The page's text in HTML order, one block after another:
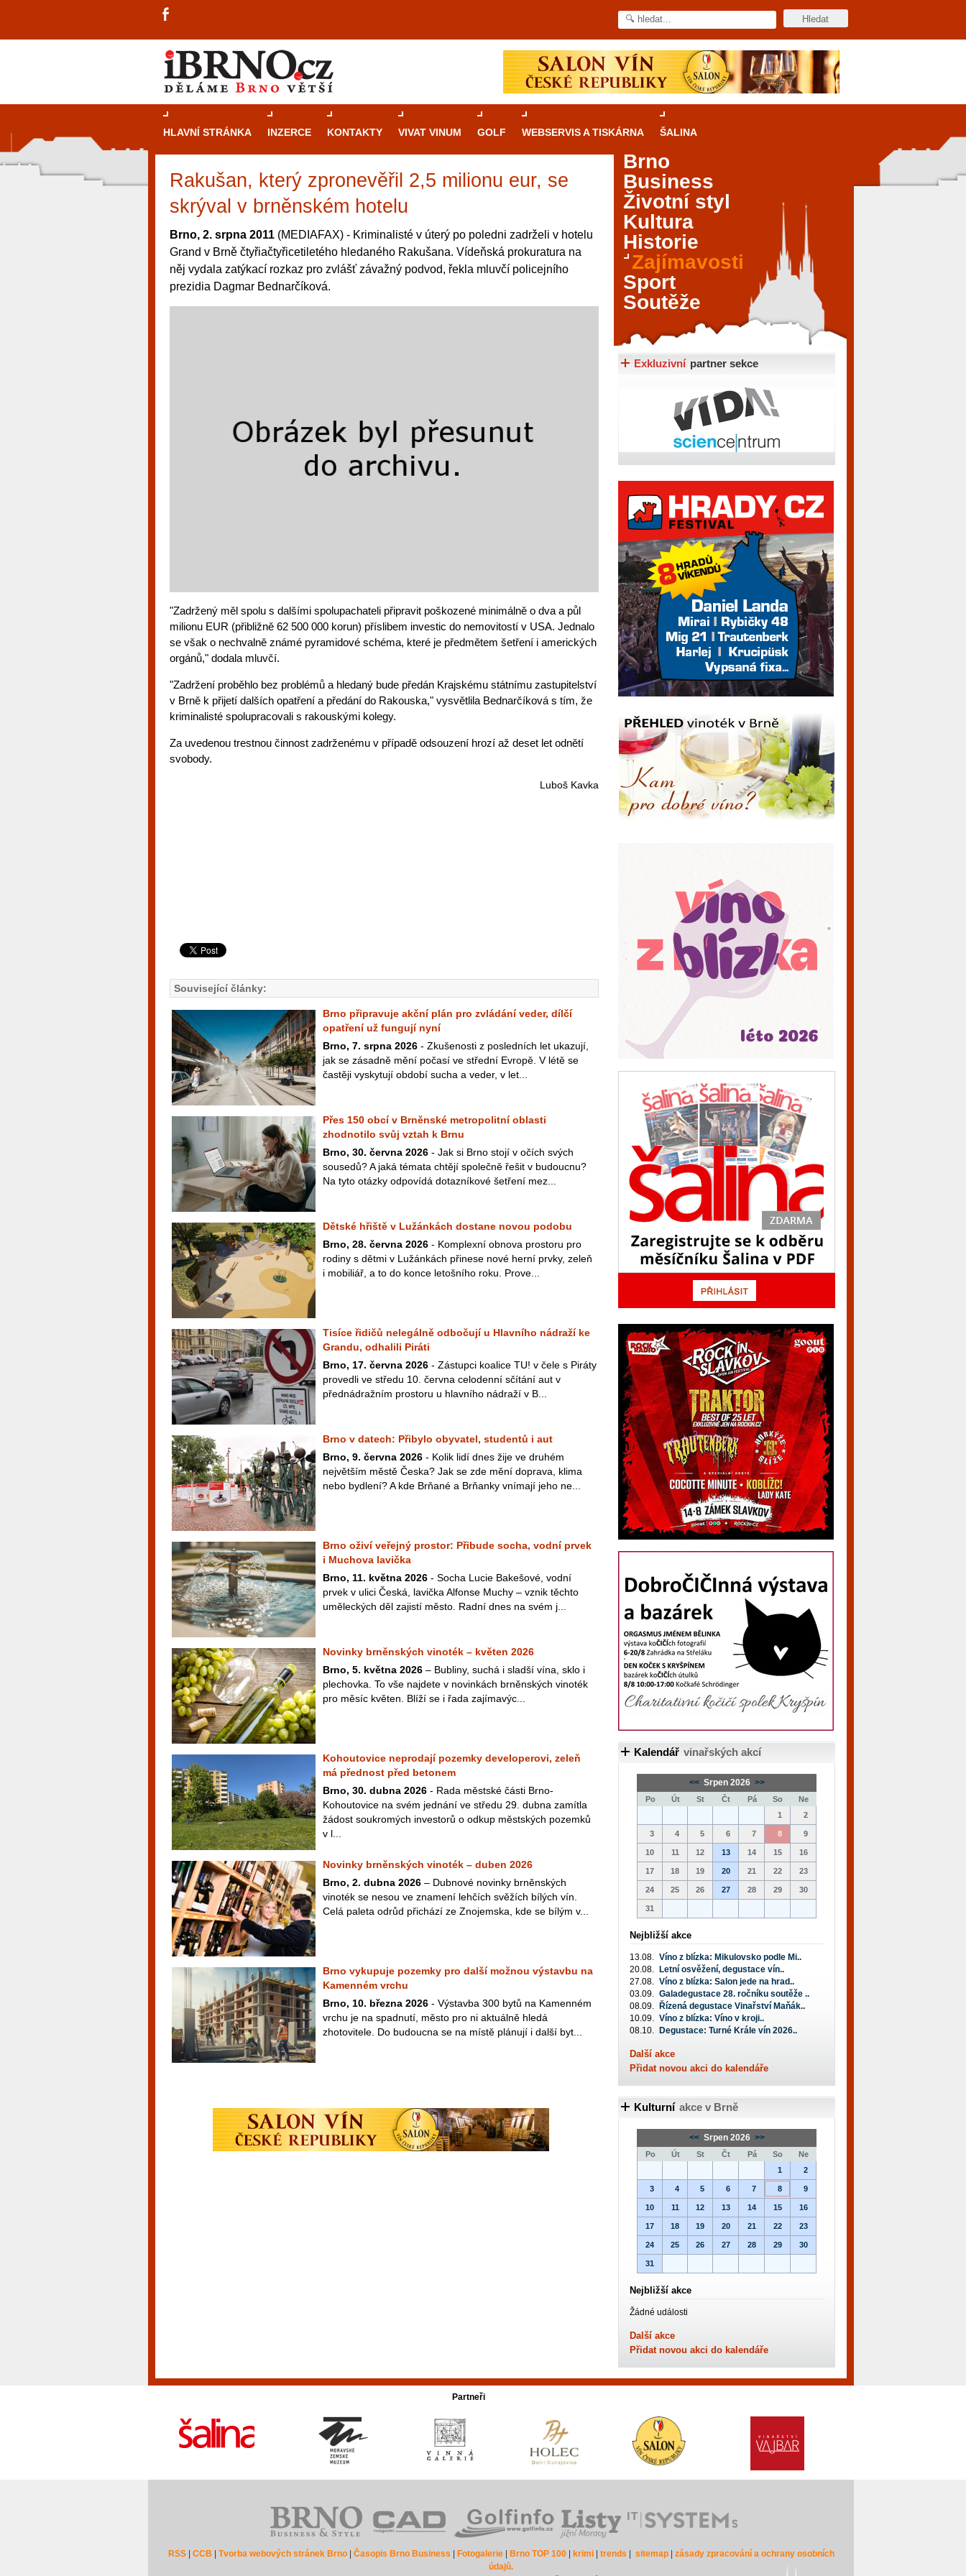
HLAVNÍ STRÁNKA INZERCE KONTAKTY VIVAT VINUM GOLF WEBSERVIS A TISKÁRNA ŠALINA
Rakušan, který zpronevěřil 2,5 milionu eur, se
skrýval v brněnském hotelu
Brno, 2. srpna 2011 (MEDIAFAX) - Kriminalisté v úterý po poledni zadrželi v hotelu
Grand v Brně čtyřiačtyřicetiletého hledaného Rakušana. Vídeňská prokuratura na
něj vydala zatýkací rozkaz pro zvlášť závažný podvod, řekla mluvčí policejního
prezidia Dagmar Bednarčíková.
"Zadržený měl spolu s dalšími spolupachateli připravit poškozené minimálně o dva a půl
milionu EUR (přibližně 62 500 000 korun) příslibem investic do nemovitostí v USA. Jednalo
se však o nechvalně známé pyramidové schéma, které je předmětem šetření i amerických
orgánů," dodala mluvčí.
"Zadržení proběhlo bez problémů a hledaný bude předán Krajskému státnímu zastupitelství
v Brně k přijetí dalších opatření a předání do Rakouska," vysvětlila Bednarčíková s tím, že
kriminalisté spolupracovali s rakouskými kolegy.
Za uvedenou trestnou činnost zadrženému v případě odsouzení hrozí až deset let odnětí
svobody.
Luboš Kavka
Související články:
Brno připravuje akční plán pro zvládání veder, dílčí
opatření už fungují nyní
Brno, 7. srpna 2026 - Zkušenosti z posledních let ukazují,
jak se zásadně mění počasí ve střední Evropě. V létě se
častěji vyskytují období sucha a veder, v let...
Přes 150 obcí v Brněnské metropolitní oblasti
zhodnotilo svůj vztah k Brnu
Brno, 30. června 2026 - Jak si Brno stojí v očích svých
sousedů? A jaká témata chtějí společně řešit v budoucnu?
Na tyto otázky odpovídá dotazníkové šetření mez...
Dětské hřiště v Lužánkách dostane novou podobu
Brno, 28. června 2026 - Komplexní obnova prostoru pro
rodiny s dětmi v Lužánkách přinese nové herní prvky, zeleň
i mobiliář, a to do konce letošního roku. Prove...
Tisíce řidičů nelegálně odbočují u Hlavního nádraží ke
Grandu, odhalili Piráti
Brno, 17. června 2026 - Zástupci koalice TU! v čele s Piráty
provedli ve středu 10. června celodenní sčítání aut v
přednádražním prostoru u hlavního nádraží v B...
Brno v datech: Přibylo obyvatel, studentů i aut
Brno, 9. června 2026 - Kolik lidí dnes žije ve druhém
největším městě Česka? Jak se zde mění doprava, klima
nebo bydlení? A kde Brňané a Brňanky vnímají jeho ne...
Brno oživí veřejný prostor: Přibude socha, vodní prvek
i Muchova lavička
Brno, 11. května 2026 - Socha Lucie Bakešové, vodní
prvek v ulici Česká, lavička Alfonse Muchy – vznik těchto
uměleckých děl zajistí město. Radní dnes na svém j...
Novinky brněnských vinoték – květen 2026
Brno, 5. května 2026 – Bubliny, suchá i sladší vína, sklo i
plechovka. To vše najdete v novinkách brněnských vinoték
pro měsíc květen. Blíží se i řada zajímavýc...
Kohoutovice neprodají pozemky developerovi, zeleň
má přednost před betonem
Brno, 30. dubna 2026 - Rada městské části Brno-
Kohoutovice na svém jednání ve středu 29. dubna zamítla
žádost soukromých investorů o odkup městských pozemků
v l...
Novinky brněnských vinoték – duben 2026
Brno, 2. dubna 2026 – Dubnové novinky brněnských
vinoték se nesou ve znamení lehčích svěžích bílých vín.
Celá paleta odrůd přichází ze Znojemska, kde se bílým v...
Brno vykupuje pozemky pro další možnou výstavbu na
Kamenném vrchu
Brno, 10. března 2026 - Výstavba 300 bytů na Kamenném
vrchu je na spadnutí, město pro ni aktuálně hledá
zhotovitele. Do budoucna se na místě plánují i další byt...
Průvodcekasinovými hrami v Brně: Od
rulety po video automaty
Brno je městem známým pro zajímavé památky, skvělé
restaurace, divadla a univerzity. Mimo jiné je ale také
místem, kde si můžete legálně a bezpečně vyzkoušet
různé kasinové hry. V neustále kvetoucí moravské
Brno
Business
Životní styl
Kultura
Historie
Zajímavosti
Sport
Soutěže
Exkluzivní partner sekce
Kalendář vinařských akcí
<< Srpen 2026 >>
Po Út St Čt Pá So
Ne
1
2
3 4 5 6 7 8 9
10 11 12 13 14 15 16
17 18 19 20 21 22 23
24 25 26 27 28 29 30
31
Nejbližší akce
13.08. Víno z blízka: Mikulovsko podle Mi..
20.08.
Letní osvěžení, degustace vín..
27.08. Víno z blízka: Salon jede na hrad..
03.09. Galadegustace 28. ročníku soutěže ..
08.09.
Řízená degustace Vinařství Maňák..
10.09. Víno z blízka: Víno v kroji..
08.10.
Degustace: Turné Krále vín 2026..
Další akce
Přidat novou akci do kalendáře
Kulturní akce v Brně
<< Srpen 2026 >>
Po Út St Čt Pá So
Ne
1
2
3 4 5 6 7 8 9
10 11 12 13 14 15 16
17 18 19 20 21 22 23
24 25 26 27 28 29 30
31
Nejbližší akce
Žádné události
Další akce
Přidat novou akci do kalendáře
Partneři
RSS| CCB Tvorba webových stránek Brno| Časopis Brno Business Fotogalerie| Brno TOP 100| krimi| trends sitemap| zásady zpracování a ochrany osobních
údajů.